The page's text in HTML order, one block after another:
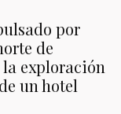
por
de
exploración
un hotel